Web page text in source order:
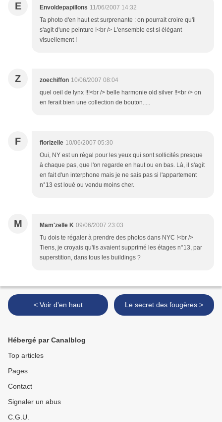
E Envoldepapillons 11/06/2007 14:32
Ta photo d'en haut est surprenante : on pourrait croire qu'il
s'agit d'une peinture !<br /> L'ensemble est si élégant
visuellement !
Z zoechiffon 10/06/2007 08:04
quel oeil de lynx !!!<br /> belle harmonie old silver !!<br /> on
en ferait bien une collection de bouton.....
F florizelle 10/06/2007 05:30
Oui, NY est un régal pour les yeux qui sont sollicités presque
à chaque pas, que l'on regarde en haut ou en bas. Là, il s'agit
en fait d'un interphone mais je ne sais pas si l'appartement
n°13 est loué ou vendu moins cher.
M Mam'zelle K 09/06/2007 23:03
Tu dois te régaler à prendre des photos dans NYC !<br />
Tiens, je croyais qu'ils avaient supprimé les étages n°13, par
superstition, dans tous les buildings ?
< Voir d'en haut Le secret des fougères >
Hébergé par Canalblog
Top articles
Pages
Contact
Signaler un abus
C.G.U.